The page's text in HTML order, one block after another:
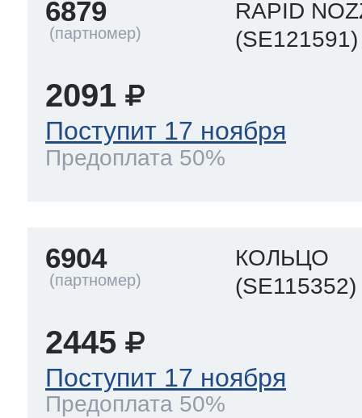
6879
RAPID
(SE121591)
2091
Поступит 17 ноября
Предоплата 50%
6904
КОЛЬЦО
(SE115352)
2445
Поступит 17 ноября
Предоплата 50%